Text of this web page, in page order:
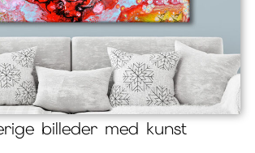
billeder med kunst